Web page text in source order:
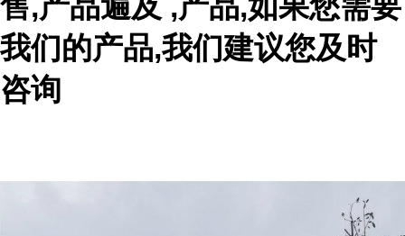
我们的产品,我们建议您及时
咨询